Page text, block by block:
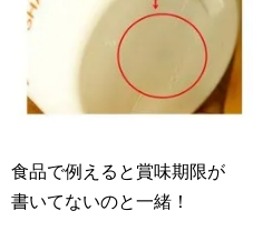
食品で例えると賞味期限が
書いてないのと一緒！